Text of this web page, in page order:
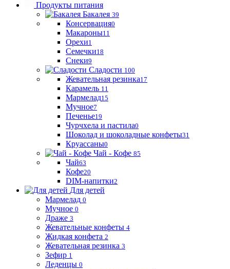
Продукты питания
Бакалея 39
Консервация0
Макароны11
Орехи1
Семечки18
Снеки9
Сладости 100
Жевательная резинка17
Карамель 11
Мармелад15
Мучное7
Печенье19
Чурчхела и пастила0
Шоколад и шоколадные конфеты31
Круассаны0
Чай - Кофе 85
Чай63
Кофе20
DIM-напитки2
Для детей
Мармелад 0
Мучное 0
Драже 3
Жевательные конфеты 4
Жидкая конфета 2
Жевательная резинка 3
Зефир 1
Леденцы 0